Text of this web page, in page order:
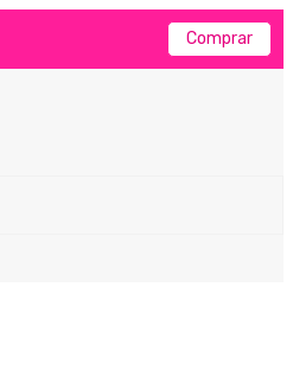
Comprar